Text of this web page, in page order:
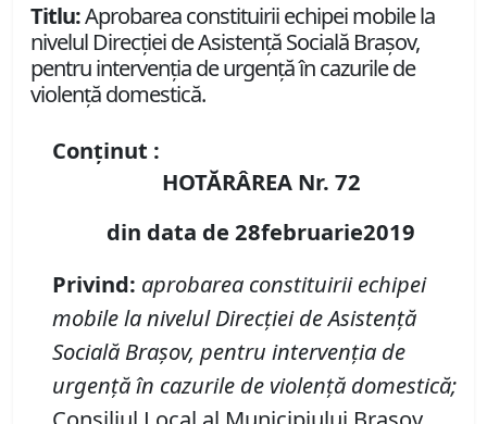
Titlu:Aprobarea constituirii echipei mobile la
nivelul Direcţiei de Asistenţă Socială Braşov,
pentru intervenţia de urgenţă în cazurile de
violenţă domestică.
Conținut :
HOTĂRÂREA Nr. 72
din data de 28februarie2019
Privind: aprobarea constituirii echipei
mobilela nivelul Direcţiei de Asistenţă
Socială Braşov, pentru intervenţia de
urgenţă în cazurile de violenţă domestică;